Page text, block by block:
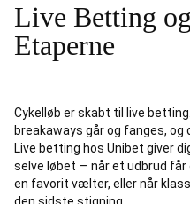
Live Betting
Etaperne
Cykelløb er skabt til live
breakaways går og fanges,
Live betting hos Unibet giver
selve løbet — når et udbrud
en favorit vælter, eller når